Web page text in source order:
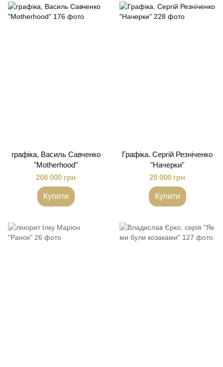
графіка, Василь Савченко
"Motherhood"
208 000 грн
Купити
Графіка. Сергій Резніченко
"Начерки"
20 000 грн
Купити